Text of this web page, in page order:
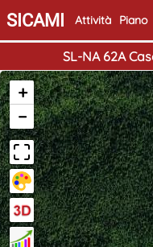
SICAMI Attività Piano
SL-NA 62A
+
−